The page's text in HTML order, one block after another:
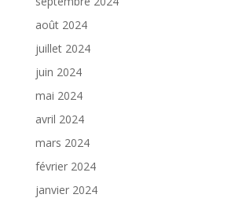
août 2024
juillet 2024
juin 2024
mai 2024
avril 2024
mars 2024
février 2024
janvier 2024